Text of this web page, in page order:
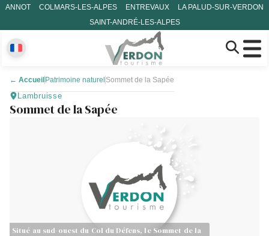
ANNOT COLMARS-LES-ALPES ENTREVAUX
LA PALUD-SUR-VERDON
SAINT-ANDRÉ-LES-ALPES
← Accueil Patrimoine naturel Sommet de la Sapée
Lambruisse
Sommet de la Sapée
Situé au sud-ouest du Col du Défens, le Sommet de la